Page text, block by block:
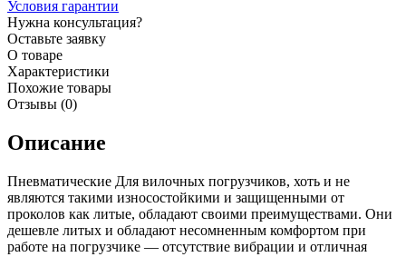
Условия гарантии
Нужна консультация?
Оставьте заявку
О товаре
Характеристики
Похожие товары
Отзывы (0)
Описание
Пневматические Для вилочных погрузчиков, хоть и не
являются такими износостойкими и защищенными от
проколов как литые, обладают своими преимуществами. Они
дешевле литых и обладают несомненным комфортом при
работе на погрузчике — отсутствие вибрации и отличная